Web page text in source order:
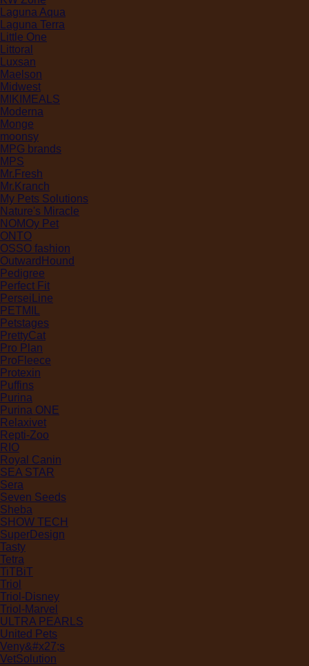
Laguna Aqua
Laguna Terra
Little One
Littoral
Luxsan
Maelson
Midwest
MIKIMEALS
Moderna
Monge
moonsy
MPG brands
MPS
Mr.Fresh
Mr.Kranch
My Pets Solutions
Nature's Miracle
NOMOy Pet
ONTO
OSSO fashion
OutwardHound
Pedigree
Perfect Fit
PerseiLine
PETMIL
Petstages
PrettyCat
Pro Plan
ProFleece
Protexin
Puffins
Purina
Purina ONE
Relaxivet
Repti-Zoo
RIO
Royal Canin
SEA STAR
Sera
Seven Seeds
Sheba
SHOW TECH
SuperDesign
Tasty
Tetra
TiTBiT
Triol
Triol-Disney
Triol-Marvel
ULTRA PEARLS
United Pets
Veny&#x27;s
VetSolution